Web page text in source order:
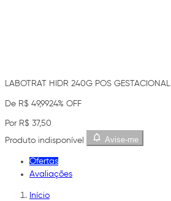
LABOTRAT HIDR 240G POS GESTACIONAL
De R$ 49,9924% OFF
Por R$ 37,50
Produto indisponível
Avise-me
Ofertas
Avaliações
Início